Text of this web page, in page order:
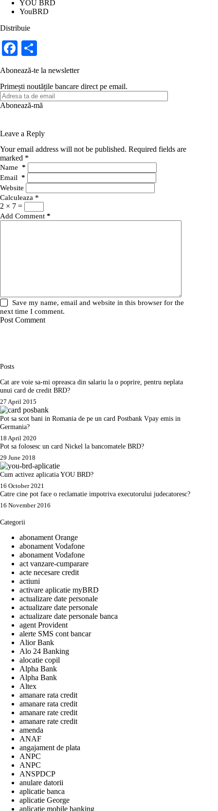
YOU BRD
YouBRD
Distribuie
Fa
ce
bo
ok
ha
re
Abonează-te la newsletter
Primești noutățile bancare direct pe email.
Leave a Reply
Your email address will not be published. Required fields are
marked *
Name *
Email *
Website
Calculeaza *
2 × 7 =
Add Comment *
Save my name, email and website in this browser for the
next time I comment.
Post Comment
Posts
Cat are voie sa-mi opreasca din salariu la o poprire, pentru neplata
unui card de credit BRD?
27 April 2015
Pot sa scot bani in Romania de pe un card Postbank Vpay emis in
Germania?
18 April 2020
Pot sa folosesc un card Nickel la bancomatele BRD?
29 June 2018
Cum activez aplicatia YOU BRD?
16 October 2021
Catre cine pot face o reclamatie impotriva executorului judecatoresc?
16 November 2016
Categorii
abonament Orange
abonament Vodafone
abonament Vodafone
act vanzare-cumparare
acte necesare credit
actiuni
activare aplicatie myBRD
actualizare date personale
actualizare date personale
actualizare date personale banca
agent Provident
alerte SMS cont bancar
Alior Bank
Alo 24 Banking
alocatie copil
Alpha Bank
Alpha Bank
Altex
amanare rata credit
amanare rata credit
amanare rate credit
amanare rate credit
amenda
ANAF
angajament de plata
ANPC
ANPC
ANSPDCP
anulare datorii
aplicatie banca
aplicatie George
aplicatie mobile banking